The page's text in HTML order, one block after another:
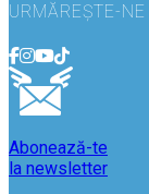
URMĂREȘTE-NE
Abonează-te
la newsletter